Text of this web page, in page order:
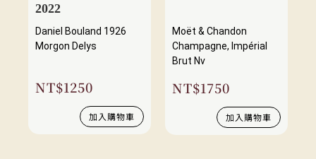
2022
Daniel Bouland 1926
Morgon Delys
NT$1250
加入購物車
Moët & Chandon
Champagne, Impérial
Brut Nv
NT$1750
加入購物車